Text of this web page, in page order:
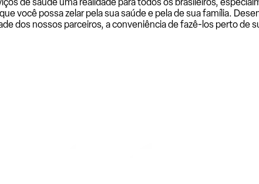
você possa zelar pela sua saúde e pela de sua família.
dos nossos parceiros, a conveniência de fazê-los perto de